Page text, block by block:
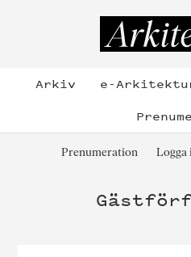
Arkiv e-
Prenumeration Logga